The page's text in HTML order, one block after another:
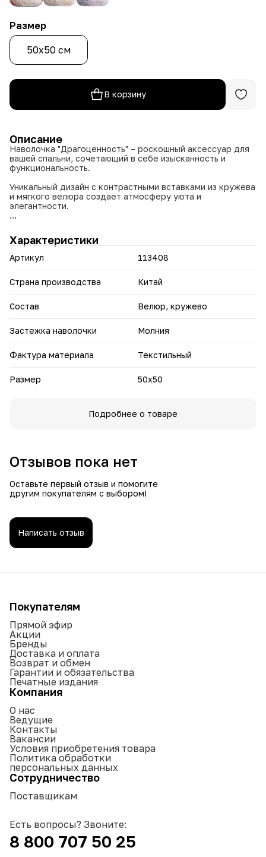
Размер
50х50 см
В корзину
Описание
Наволочка "Драгоценность" – роскошный аксессуар для
вашей спальни, сочетающий в себе изысканность и
функциональность.
Уникальный дизайн с контрастными вставками из кружева
и мягкого велюра создает атмосферу уюта и
элегантности.
• Двусторонний дизайн – велюровая изнанка для
комфорта и кружевной лицевой слой для красоты
• Потайная молния – аккуратный внешний вид и
• Премиальные материалы – сочетание нежного велюра
чувствительной кожи
использовании
"Драгоценность" – маленькая деталь с большим стилем!
Характеристики
Артикул 113408
Страна производства Китай
Состав Велюр, кружево
Застежка наволочки Молния
Фактура материала Текстильный
Размер 50х50
Подробнее о товаре
Отзывов пока нет
Оставьте первый отзыв и помогите
другим покупателям с выбором!
Написать отзыв
Покупателям
Прямой эфир
Акции
Бренды
Доставка и оплата
Возврат и обмен
Гарантии и обязательства
Печатные издания
Компания
О нас
Ведущие
Контакты
Вакансии
Условия приобретения товара
Политика обработки
персональных данных
Сотрудничество
Поставщикам
Есть вопросы? Звоните:
8 800 707 50 25